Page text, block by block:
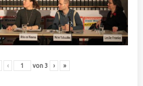
‹ von 3 › »